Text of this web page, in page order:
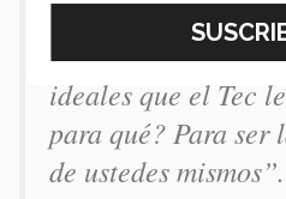
ayuden a otros a
sean siempre
ideales que el Tec
para qué? Para ser
de ustedes mismos”.